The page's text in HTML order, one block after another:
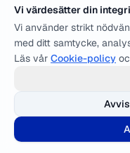
Vi värdesätter din
Vi använder strikt
med ditt samtycke,
Läs vår Cookie-policy